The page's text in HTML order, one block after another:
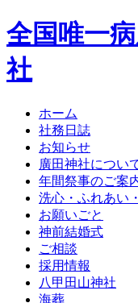
全国唯一
社
ホーム
社務日誌
お知らせ
廣田神社につい
年間祭事のご案
洗心・ふれあい
お願いごと
神前結婚式
ご相談
採用情報
八甲田山神社
海葬